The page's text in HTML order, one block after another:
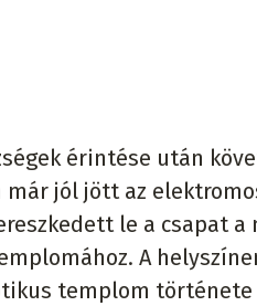
érintése után
jól jött az
le a csapat a
A
templom története